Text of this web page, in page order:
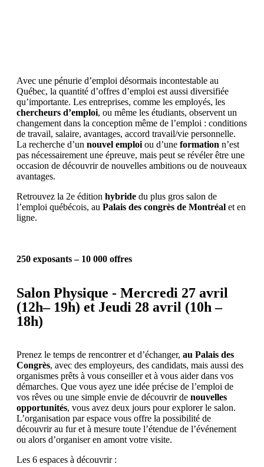
Avec une pénurie d’emploi désormais incontestable au
Québec, la quantité d’offres d’emploi est aussi diversifiée
qu’importante. Les entreprises, comme les employés, les
chercheurs d’emploi, ou même les étudiants, observent un
changement dans la conception même de l’emploi : conditions
de travail, salaire, avantages, accord travail/vie personnelle.
La recherche d’un nouvel emploi ou d’une formation n’est
pas nécessairement une épreuve, mais peut se révéler être une
occasion de découvrir de nouvelles ambitions ou de nouveaux
avantages.
Retrouvez la 2e édition hybride du plus gros salon de
l’emploi québécois, au Palais des congrès de Montréal et en
ligne.
250 exposants – 10 000 offres
Salon Physique - Mercredi 27 avril
(12h– 19h) et Jeudi 28 avril (10h –
18h)
Prenez le temps de rencontrer et d’échanger, au Palais des
Congrès, avec des employeurs, des candidats, mais aussi des
organismes prêts à vous conseiller et à vous aider dans vos
démarches. Que vous ayez une idée précise de l’emploi de
vos rêves ou une simple envie de découvrir de nouvelles
opportunités, vous avez deux jours pour explorer le salon.
L’organisation par espace vous offre la possibilité de
découvrir au fur et à mesure toute l’étendue de l’événement
ou alors d’organiser en amont votre visite.
Les 6 espaces à découvrir :